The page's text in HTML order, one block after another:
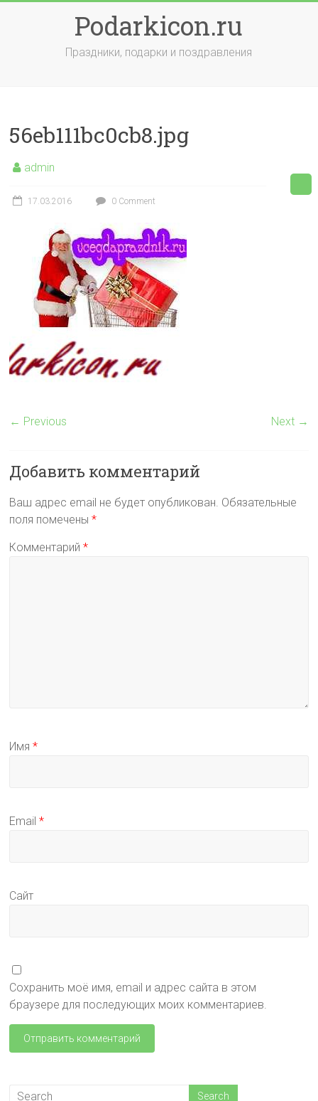
Podarkicon.ru
Праздники, подарки и поздравления
56eb111bc0cb8.jpg
admin
17.03.2016 0 Comment
← Previous Next →
Добавить комментарий
Ваш адрес email не будет опубликован. Обязательные
поля помечены*
Комментарий*
Имя*
Email*
Сайт
Сохранить моё имя, email и адрес сайта в этом
браузере для последующих моих комментариев.